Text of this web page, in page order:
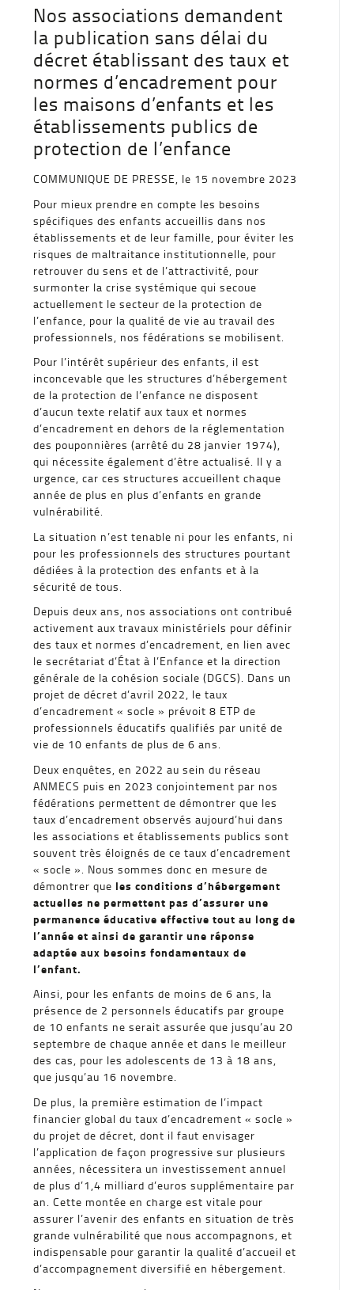
Nos associations demandent
la publication sans délai du
décret établissant des taux et
normes d’encadrement pour
les maisons d’enfants et les
établissements publics de
protection de l’enfance
COMMUNIQUE DE PRESSE, le 15 novembre 2023
Pour mieux prendre en compte les besoins
spécifiques des enfants accueillis dans nos
établissements et de leur famille, pour éviter les
risques de maltraitance institutionnelle, pour
retrouver du sens et de l’attractivité, pour
surmonter la crise systémique qui secoue
actuellement le secteur de la protection de
l’enfance, pour la qualité de vie au travail des
professionnels, nos fédérations se mobilisent.
Pour l’intérêt supérieur des enfants, il est
inconcevable que les structures d’hébergement
de la protection de l’enfance ne disposent
d’aucun texte relatif aux taux et normes
d’encadrement en dehors de la réglementation
des pouponnières (arrêté du 28 janvier 1974),
qui nécessite également d’être actualisé. Il y a
urgence, car ces structures accueillent chaque
année de plus en plus d’enfants en grande
vulnérabilité.
La situation n’est tenable ni pour les enfants, ni
pour les professionnels des structures pourtant
dédiées à la protection des enfants et à la
sécurité de tous.
Depuis deux ans, nos associations ont contribué
activement aux travaux ministériels pour définir
des taux et normes d’encadrement, en lien avec
le secrétariat d’État à l’Enfance et la direction
générale de la cohésion sociale (DGCS). Dans un
projet de décret d’avril 2022, le taux
d’encadrement « socle » prévoit 8 ETP de
professionnels éducatifs qualifiés par unité de
vie de 10 enfants de plus de 6 ans.
Deux enquêtes, en 2022 au sein du réseau
ANMECS puis en 2023 conjointement par nos
fédérations permettent de démontrer que les
taux d’encadrement observés aujourd’hui dans
les associations et établissements publics sont
souvent très éloignés de ce taux d’encadrement
« socle ». Nous sommes donc en mesure de
démontrer que les conditions d’hébergement
actuelles ne permettent pas d’assurer une
permanence éducative effective tout au long de
l’année et ainsi de garantir une réponse
adaptée aux besoins fondamentaux de
l’enfant.
Ainsi, pour les enfants de moins de 6 ans, la
présence de 2 personnels éducatifs par groupe
de 10 enfants ne serait assurée que jusqu’au 20
septembre de chaque année et dans le meilleur
des cas, pour les adolescents de 13 à 18 ans,
que jusqu’au 16 novembre.
De plus, la première estimation de l’impact
financier global du taux d’encadrement « socle »
du projet de décret, dont il faut envisager
l’application de façon progressive sur plusieurs
années, nécessitera un investissement annuel
de plus d’1,4 milliard d’euros supplémentaire par
an. Cette montée en charge est vitale pour
assurer l’avenir des enfants en situation de très
grande vulnérabilité que nous accompagnons, et
indispensable pour garantir la qualité d’accueil et
d’accompagnement diversifié en hébergement.